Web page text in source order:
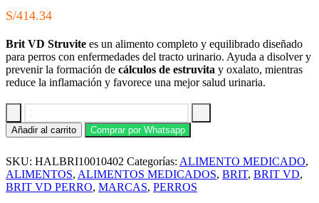
S/414.34
Brit VD Struvite es un alimento completo y equilibrado diseñado
para perros con enfermedades del tracto urinario. Ayuda a disolver y
prevenir la formación de cálculos de estruvita y oxalato, mientras
reduce la inflamación y favorece una mejor salud urinaria.
Alimento
Seco
Gf
Vet
Diets
Dog
Añadir al carrito Comprar por Whatsapp
SKU: HALBRI10010402 Categorías: ALIMENTO MEDICADO,
ALIMENTOS, ALIMENTOS MEDICADOS, BRIT, BRIT VD,
BRIT VD PERRO, MARCAS, PERROS